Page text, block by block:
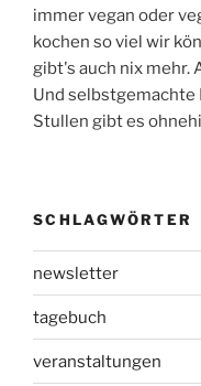
immer vegan oder
kochen so viel wir
gibt's auch nix mehr.
Und selbstgemachte
Stullen gibt es
SCHLAGWÖRTER
newsletter
tagebuch
veranstaltungen